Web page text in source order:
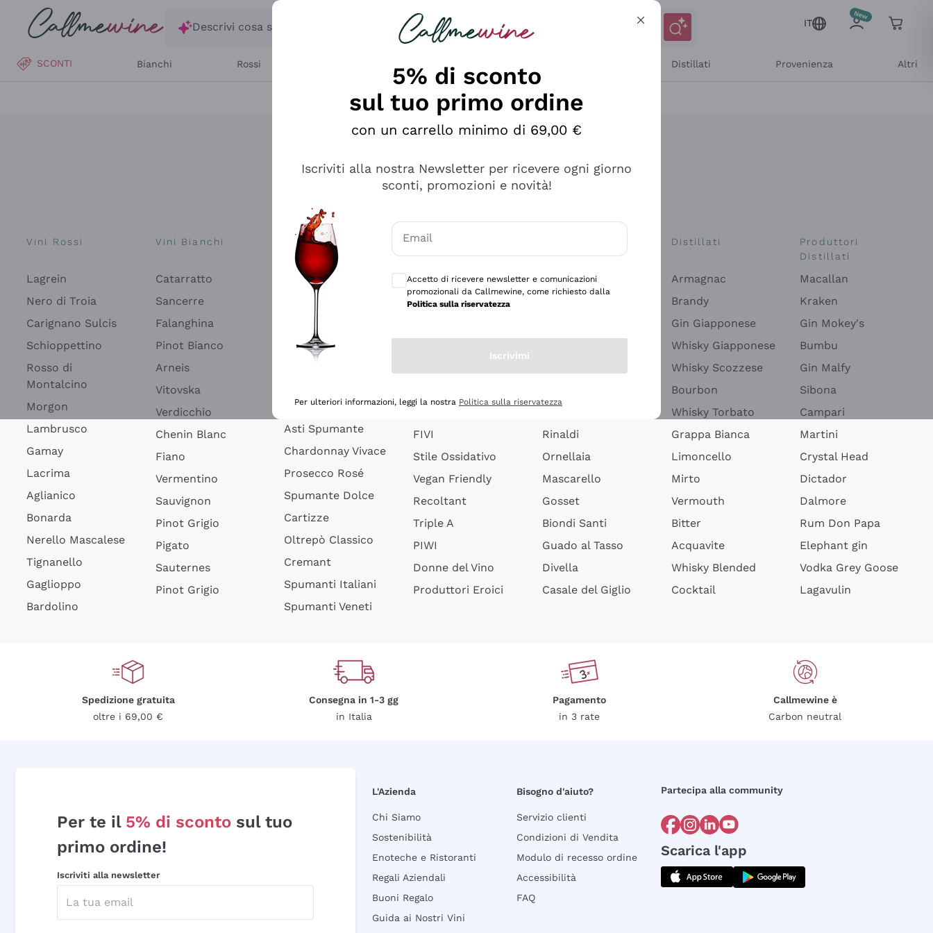
Salta al contenuto principale
Descrivi cosa stai cercando
IT
SCONTI Bianchi Rossi Distillati Provenienza Altri
Esplora il catalogo
Vini Rossi
Lagrein
Nero di Troia
Carignano Sulcis
Schioppettino
Rosso di
Montalcino
Morgon
Lambrusco
Gamay
Lacrima
Aglianico
Bonarda
Nerello Mascalese
Tignanello
Gaglioppo
Bardolino
Vini Bianchi
Catarratto
Sancerre
Falanghina
Pinot Bianco
Arneis
Vitovska
Verdicchio
Chenin Blanc
Fiano
Vermentino
Sauvignon
Pinot Grigio
Pigato
Sauternes
Pinot Grigio
Spumanti
Prosecco Col
Fondo
Blanquette Limoux
Spumanti Pinot
Spumanti Ribolla
Lambrusco Vivace
Asti Spumante
Chardonnay Vivace
Prosecco Rosé
Spumante Dolce
Cartizze
Oltrepò Classico
Cremant
Spumanti Italiani
Spumanti Veneti
Filosofie
Vini del Vignaiolo
Orange Wine
FIVI
Stile Ossidativo
Vegan Friendly
Recoltant
Triple A
PIWI
Donne del Vino
Produttori Eroici
Sedilesu
Rinaldi
Ornellaia
Mascarello
Gosset
Biondi Santi
Guado al Tasso
Divella
Casale del Giglio
Distillati
Armagnac
Brandy
Gin Giapponese
Whisky Giapponese
Whisky Scozzese
Bourbon
Whisky Torbato
Grappa Bianca
Limoncello
Mirto
Vermouth
Bitter
Acquavite
Whisky Blended
Cocktail
Produttori
Distillati
Macallan
Kraken
Gin Mokey's
Bumbu
Gin Malfy
Sibona
Campari
Martini
Crystal Head
Dictador
Dalmore
Rum Don Papa
Elephant gin
Vodka Grey Goose
Lagavulin
Spedizione gratuita
oltre i 69,00 €
Consegna in 1-3 gg
in Italia
Pagamento
in 3 rate
Callmewine è
Carbon neutral
Per te il 5% di sconto sul tuo
primo ordine!
Iscriviti alla newsletter
L'Azienda
Chi Siamo
Sostenibilità
Enoteche e Ristoranti
Regali Aziendali
Buoni Regalo
Guida ai Nostri Vini
Bisogno d'aiuto?
Servizio clienti
Condizioni di Vendita
Modulo di recesso ordine
Accessibilità
FAQ
Partecipa alla community
Scarica l'app
5% di sconto
sul tuo primo ordine
con un carrello minimo di 69,00 €
Iscriviti alla nostra Newsletter per ricevere ogni giorno
sconti, promozioni e novità!
Email
Accetto di ricevere newsletter e comunicazioni
promozionali da Callmewine, come richiesto dalla
Politica sulla riservatezza
Iscrivimi
Per ulteriori informazioni, leggi la nostra Politica sulla riservatezza